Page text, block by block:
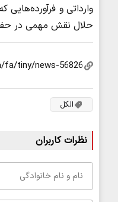
وارداتی و
حلال نقش مهمی در
الکل
نظرات کاربران